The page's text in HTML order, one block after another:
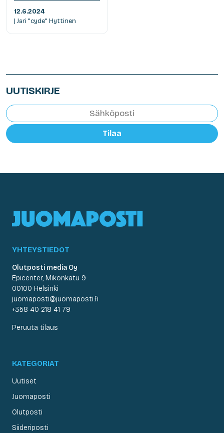
12.6.2024
| Jari "cyde" Hyttinen
UUTISKIRJE
Tilaa
YHTEYSTIEDOT
Olutposti media Oy
Epicenter, Mikonkatu 9
00100 Helsinki
juomaposti@juomaposti.fi
+358 40 218 41 79
Peruuta tilaus
KATEGORIAT
Uutiset
Juomaposti
Olutposti
Siideriposti